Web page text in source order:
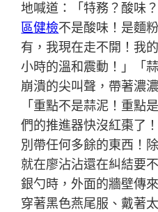
地喊道：「特務？酸味
區健檢不是酸味！是麵
有，我現在走不開！我
小時的溫和震動！」「
崩潰的尖叫聲，帶著濃
「重點不是蒜泥！重
們的推進器快沒紅棗了
別帶任何多餘的東西！
就在廖沾沾還在糾結要
銀勺時，外面的牆壁傳
穿著黑色燕尾服、戴著